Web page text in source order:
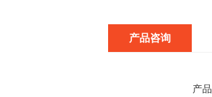
产品咨询
产